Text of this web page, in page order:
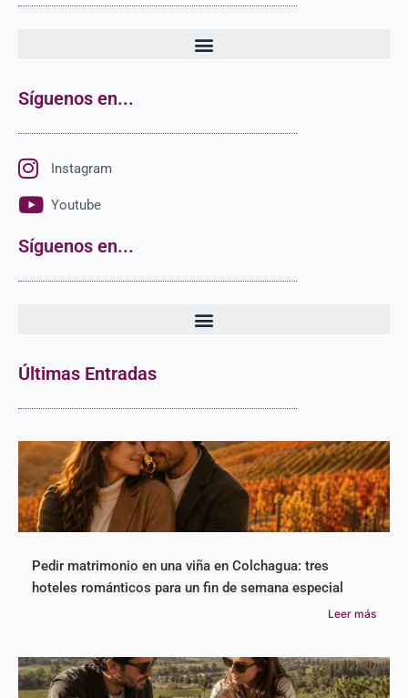
Síguenos en...
Instagram
Youtube
Síguenos en...
Últimas Entradas
Pedir matrimonio en una viña en Colchagua: tres
hoteles románticos para un fin de semana especial
Leer más